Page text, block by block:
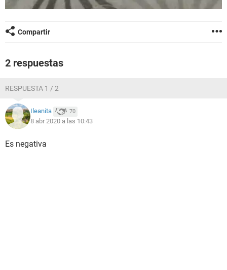
Compartir
2 respuestas
RESPUESTA 1 / 2
Ileanita 70
8 abr 2020 a las 10:43
Es negativa